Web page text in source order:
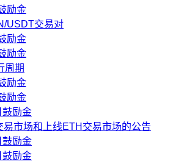
励金
USDT交易对
励金
励金
周期
励金
励金
鼓励金
易市场和上线ETH交易市场的公告
鼓励金
鼓励金